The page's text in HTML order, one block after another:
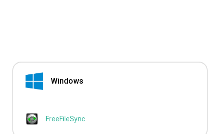
Windows
FreeFileSync